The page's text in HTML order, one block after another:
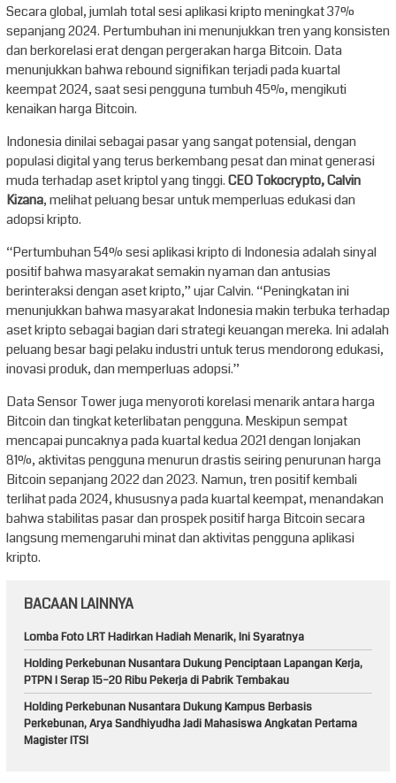
Secara global, jumlah total sesi aplikasi kripto meningkat 37%
sepanjang 2024. Pertumbuhan ini menunjukkan tren yang konsisten
dan berkorelasi erat dengan pergerakan harga Bitcoin. Data
menunjukkan bahwa rebound signifikan terjadi pada kuartal
keempat 2024, saat sesi pengguna tumbuh 45%, mengikuti
kenaikan harga Bitcoin.
Indonesia dinilai sebagai pasar yang sangat potensial, dengan
populasi digital yang terus berkembang pesat dan minat generasi
muda terhadap aset kriptol yang tinggi.CEO Tokocrypto, Calvin
Kizana, melihat peluang besar untuk memperluas edukasi dan
adopsi kripto.
“Pertumbuhan 54% sesi aplikasi kripto di Indonesia adalah sinyal
positif bahwa masyarakat semakin nyaman dan antusias
berinteraksi dengan aset kripto,” ujar Calvin. “Peningkatan ini
menunjukkan bahwa masyarakat Indonesia makin terbuka terhadap
aset kripto sebagai bagian dari strategi keuangan mereka. Ini adalah
peluang besar bagi pelaku industri untuk terus mendorong edukasi,
inovasi produk, dan memperluas adopsi.”
Data Sensor Tower juga menyoroti korelasi menarik antara harga
Bitcoin dan tingkat keterlibatan pengguna. Meskipun sempat
mencapai puncaknya pada kuartal kedua 2021 dengan lonjakan
81%, aktivitas pengguna menurun drastis seiring penurunan harga
Bitcoin sepanjang 2022 dan 2023. Namun, tren positif kembali
terlihat pada 2024, khususnya pada kuartal keempat, menandakan
bahwa stabilitas pasar dan prospek positif harga Bitcoin secara
langsung memengaruhi minat dan aktivitas pengguna aplikasi
kripto.
BACAAN LAINNYA
Lomba Foto LRT Hadirkan Hadiah Menarik, Ini Syaratnya
Holding Perkebunan Nusantara Dukung Penciptaan Lapangan Kerja,
PTPN I Serap 15–20 Ribu Pekerja di Pabrik Tembakau
Holding Perkebunan Nusantara Dukung Kampus Berbasis
Perkebunan, Arya Sandhiyudha Jadi Mahasiswa Angkatan Pertama
Magister ITSI